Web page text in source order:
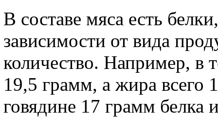
В составе мяса есть
зависимости от вида
количество. Например, в
19,5 грамм, а жира всего
говядине 17 грамм белка